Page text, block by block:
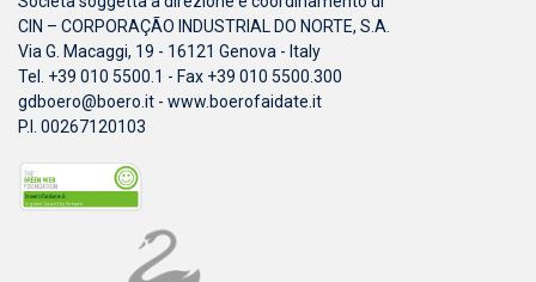
CIN – CORPORAÇÃO INDUSTRIAL DO NORTE, S.A.
Via G. Macaggi, 19 - 16121 Genova - Italy
Tel. +39 010 5500.1 - Fax +39 010 5500.300
gdboero@boero.it - www.boerofaidate.it
P.I. 00267120103